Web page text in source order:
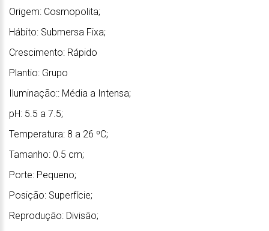
Origem: Cosmopolita;
Hábito: Submersa Fixa;
Crescimento: Rápido
Plantio: Grupo
Iluminação:: Média a Intensa;
pH: 5.5 a 7.5;
Temperatura: 8 a 26 ºC;
Tamanho: 0.5 cm;
Porte: Pequeno;
Posição: Superfície;
Reprodução: Divisão;